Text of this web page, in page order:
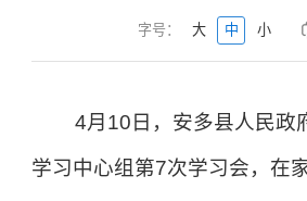
字号： 大 中 小
4月10日，安多县人民政
学习中心组第7次学习会，在